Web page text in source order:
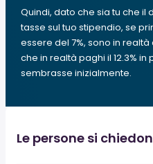
Quindi, dato che sia tu che
tasse sul tuo stipendio, se
essere del 7%, sono in realtà
che in realtà paghi il 12.3%
sembrasse inizialmente.
Le persone si